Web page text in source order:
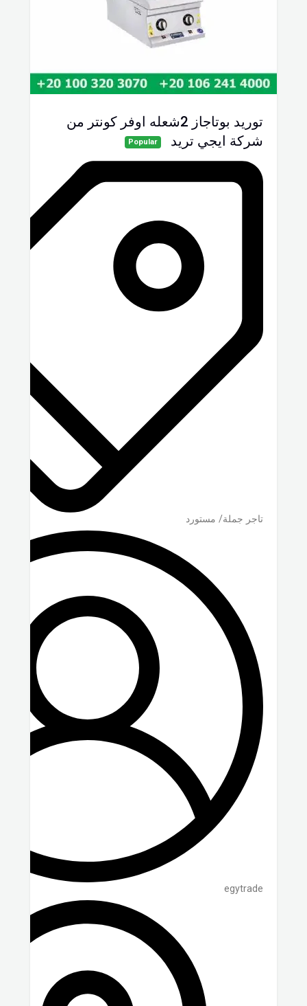
توريد بوتاجاز 2شعله اوفر كونتر من
شركة ايجي تريد
Popular
تاجر جملة/ مستورد
egytrade